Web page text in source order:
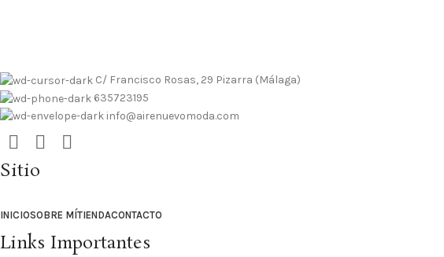
C/ Francisco Rosas, 29 Pizarra (Málaga)
635723195
info@airenuevomoda.com
Sitio
INICIOSOBRE MÍTIENDACONTACTO
Links Importantes